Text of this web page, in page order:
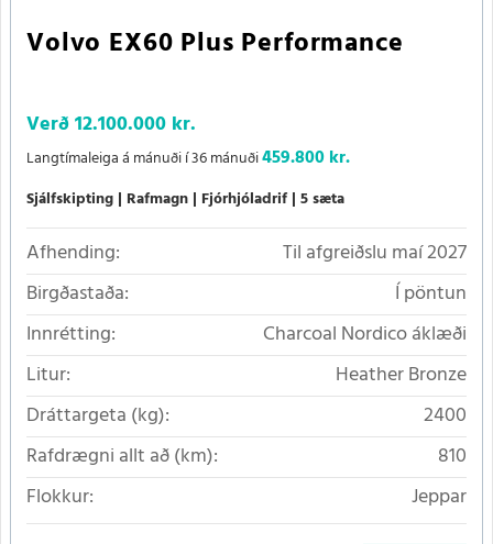
Volvo EX60 Plus Performance
Verð12.100.000 kr.
Langtímaleiga á mánuði í 36 mánuði459.800 kr.
Sjálfskipting Rafmagn Fjórhjóladrif 5 sæta
Afhending:
Til afgreiðslu maí 2027
Birgðastaða:
Í pöntun
Innrétting:
Charcoal Nordico áklæði
Litur:
Heather Bronze
Dráttargeta (kg):
2400
Rafdrægni allt að (km):
810
Flokkur:
Jeppar